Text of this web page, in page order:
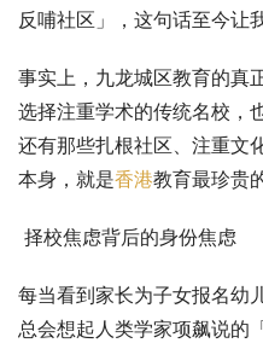
反哺社区」，这句话至今让
事实上，九龙城区教育的真
选择注重学术的传统名校，
还有那些扎根社区、注重文
本身，就是香港教育最珍贵
择校焦虑背后的身份焦虑
每当看到家长为子女报名幼
总会想起人类学家项飙说